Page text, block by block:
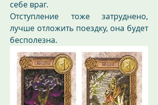
себе враг.
Отступление тоже затруднено,
лучше отложить поездку, она будет
бесполезна.